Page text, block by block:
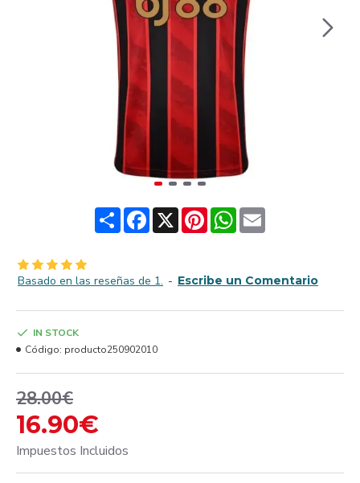
ShareFacebook
X PinterestWhatsApp
Email
Basado en las reseñas de 1. - Escribe un Comentario
16.90€
28.00€
Impuestos Incluidos
IN STOCK
Código: producto250902010